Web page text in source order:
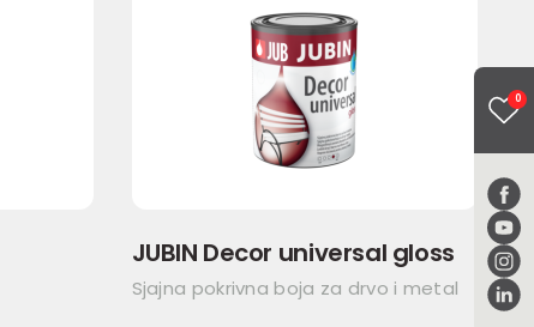
0
JUBIN Decor universal gloss
Sjajna pokrivna boja za drvo i metal